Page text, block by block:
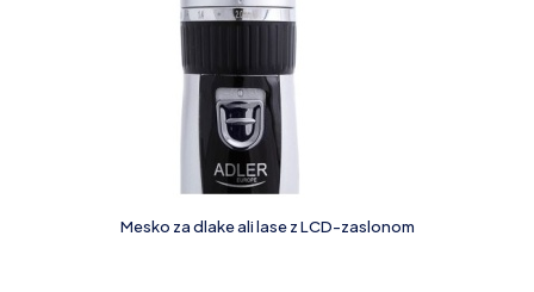
Mesko za dlake ali lase z LCD-zaslonom